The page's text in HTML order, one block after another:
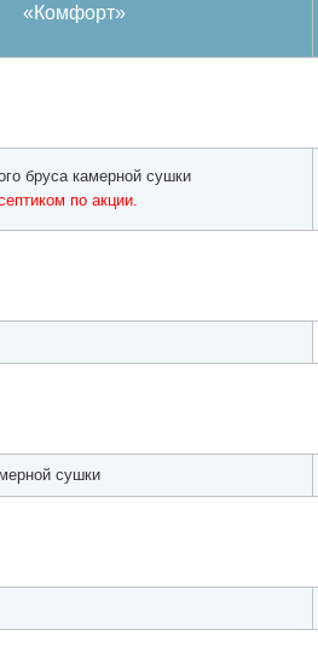
«Комфорт»
бруса камерной сушки
по акции.
сушки